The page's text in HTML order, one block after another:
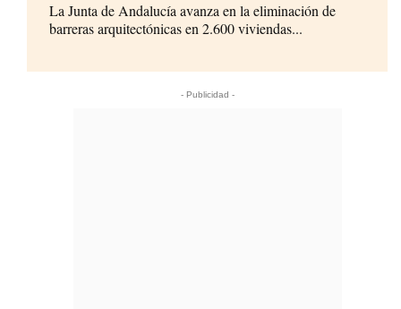
La Junta de Andalucía avanza en la eliminación de
barreras arquitectónicas en 2.600 viviendas...
- Publicidad -